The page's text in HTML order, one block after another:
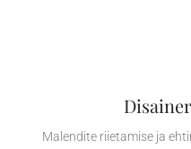
Malendite riietamise ja